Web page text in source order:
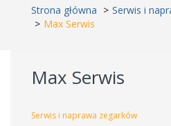
Strona główna
Serwis i
Max Serwis
Max Serwis
Serwis i naprawa zegarków